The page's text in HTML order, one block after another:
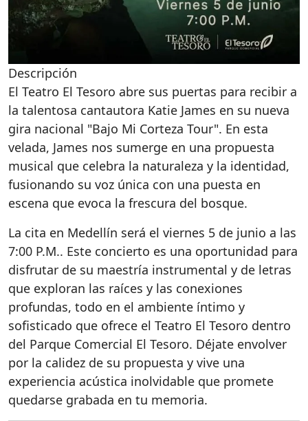
Descripción
El Teatro El Tesoro abre sus puertas para recibir a
la talentosa cantautora Katie James en su nueva
gira nacional "Bajo Mi Corteza Tour". En esta
velada, James nos sumerge en una propuesta
musical que celebra la naturaleza y la identidad,
fusionando su voz única con una puesta en
escena que evoca la frescura del bosque.
La cita en Medellín será el viernes 5 de junio a las
7:00 P.M.. Este concierto es una oportunidad para
disfrutar de su maestría instrumental y de letras
que exploran las raíces y las conexiones
profundas, todo en el ambiente íntimo y
sofisticado que ofrece el Teatro El Tesoro dentro
del Parque Comercial El Tesoro. Déjate envolver
por la calidez de su propuesta y vive una
experiencia acústica inolvidable que promete
quedarse grabada en tu memoria.